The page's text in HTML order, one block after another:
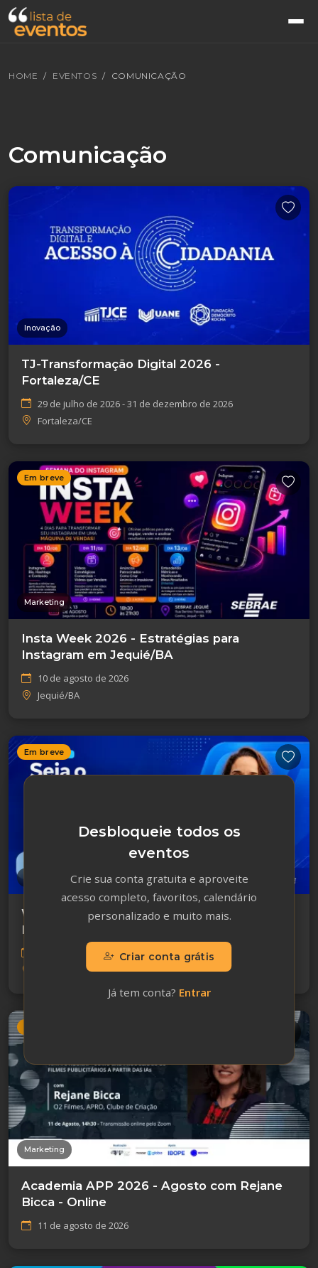
HOME EVENTOS COMUNICAÇÃO
Comunicação
Inovação
TJ-Transformação Digital 2026 -
Fortaleza/CE
29 de julho de 2026 - 31 de dezembro de 2026
Fortaleza/CE
Em breve
Marketing
Insta Week 2026 - Estratégias para
Instagram em Jequié/BA
10 de agosto de 2026
Jequié/BA
Em breve
Workshop: Seja o Social Media do seu
Negócio 2026 - Contagem/MG
11 de agosto de 2026
Contagem/MG
Marketing
Academia APP 2026 - Agosto com Rejane
Bicca - Online
11 de agosto de 2026
Desbloqueie todos os
eventos
Crie sua conta gratuita e aproveite
acesso completo, favoritos, calendário
personalizado e muito mais.
Criar conta grátis
Já tem conta? Entrar